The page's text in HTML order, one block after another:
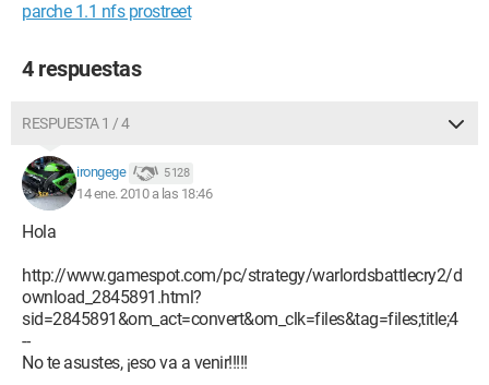
parche 1.1 nfs prostreet
4 respuestas
RESPUESTA 1 / 4
irongege 5 128
14 ene. 2010 a las 18:46
Hola
http://www.gamespot.com/pc/strategy/warlordsbattlecry2/d
ownload_2845891.html?
sid=2845891&om_act=convert&om_clk=files&tag=files;title;4
--
No te asustes, ¡eso va a venir!!!!!